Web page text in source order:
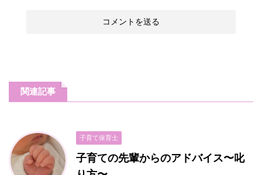
関連記事
子育て保育士
子育ての先輩からのアドバイス〜叱